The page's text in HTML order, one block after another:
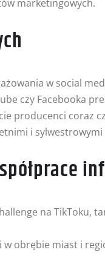
marketingowych.
w social
czy Facebooka
producenci coraz
i
na TikToku,
obrębie miast i